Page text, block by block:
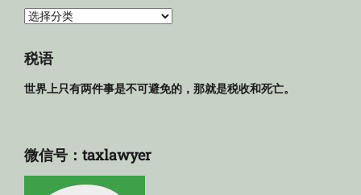
法
库
税语
世界上只有两件事是不可避免的，那就是税收和死亡。
微信号：taxlawyer